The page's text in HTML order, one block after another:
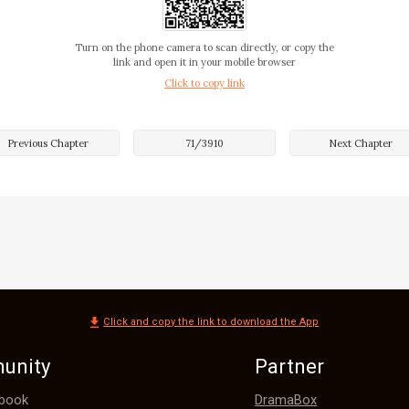
de Mandy, Harvey asintió un poco. Después de todo,
marcas en ese centro comercial. Como los
comportaban correctamente, podían ir a otra tienda.
Previous Chapter 71 /3910 Next Chapter
Turn on the phone camera to scan directly, or copy the
link and open it in your mobile browser
Click to copy link
Click and copy the link to download the App
Partner
DramaBox